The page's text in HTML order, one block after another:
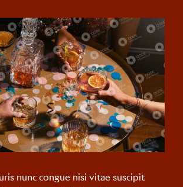
nunc congue nisi vitae suscipit